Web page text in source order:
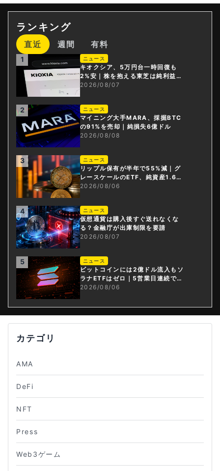
ランキング
直近 週間 有料
1 ニュース
キオクシア、5万円台一時回復も
2%安｜株を抱える東芝は純利益3
0倍
2026/08/07
2 ニュース
マイニング大手MARA、採掘BTC
の91%を売却｜純損失6億ドル
2026/08/08
3 ニュース
リップル保有が半年で55%減｜グ
レースケールのETF、純資産1.6億
ドル減
2026/08/06
4 ニュース
仮想通貨は購入後すぐ送れなくな
る？金融庁が出庫制限を要請
2026/08/07
5 ニュース
ビットコインには2億ドル流入もソ
ラナETFはゼロ｜5営業日連続で停
止
2026/08/06
カテゴリ
AMA
DeFi
NFT
Press
Web3ゲーム